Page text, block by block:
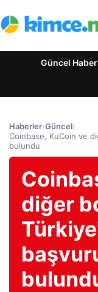
Güncel
Haberler›Güncel›
Coinbase, KuCoin ve
bulundu
diğer